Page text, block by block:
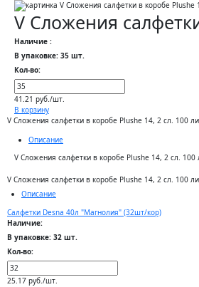
V Сложения
Наличие :
В упаковке: 35 шт.
Кол-во:
41.21 руб./шт.
В корзину
V Сложения салфетки в коробе Plushe 14, 2 сл. 100
Описание
V Сложения салфетки в коробе Plushe 14, 2 сл. 100
V Сложения салфетки в коробе Plushe 14, 2 сл. 100
Описание
Салфетки Desna 40л "Магнолия" (32шт/кор)
Наличие:
В упаковке: 32 шт.
Кол-во:
25.17 руб./шт.